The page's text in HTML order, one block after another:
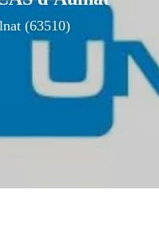
(63510)